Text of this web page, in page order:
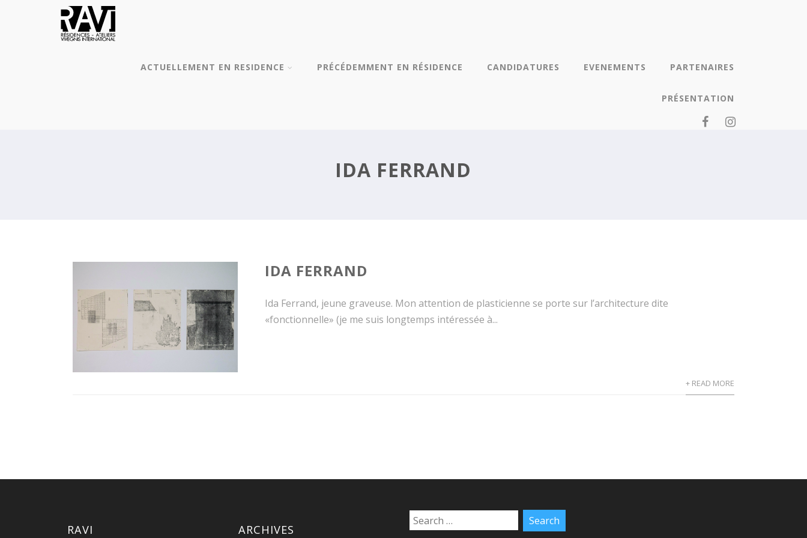
ACTUELLEMENT EN RESIDENCE PRÉCÉDEMMENT EN RÉSIDENCE CANDIDATURES EVENEMENTS PARTENAIRES
PRÉSENTATION
IDA FERRAND
IDA FERRAND
Ida Ferrand, jeune graveuse. Mon attention de plasticienne se porte sur l’architecture dite
«fonctionnelle» (je me suis longtemps intéressée à...
+ READ MORE
RAVI ARCHIVES